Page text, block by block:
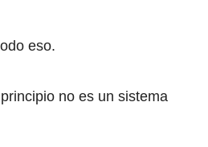
eso.
no es un sistema